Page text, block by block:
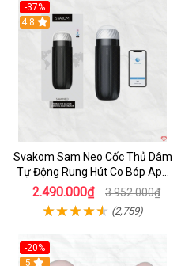
-37%
4.8
Svakom Sam Neo Cốc Thủ Dâm
Tự Động Rung Hút Co Bóp App
Điều Khiển
2.490.000₫ 3.952.000₫
(2,759)
-20%
Hot
5